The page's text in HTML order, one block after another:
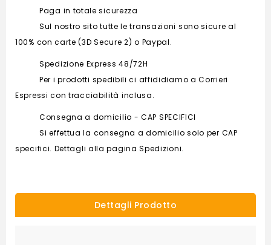
Paga in totale sicurezza
Sul nostro sito tutte le transazioni sono sicure al
100% con carte (3D Secure 2) o Paypal.
Spedizione Express 48/72H
Per i prodotti spedibili ci affididiamo a Corrieri
Espressi con tracciabilità inclusa.
Consegna a domicilio - CAP SPECIFICI
Si effettua la consegna a domicilio solo per CAP
specifici. Dettagli alla pagina Spedizioni.
Dettagli Prodotto